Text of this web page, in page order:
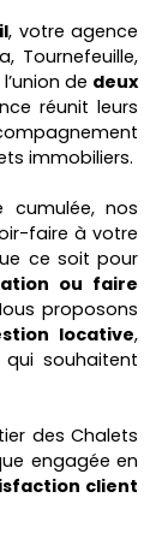
, votre agence
Tournefeuille,
de deux
réunit leurs
immobiliers.
cumulée, nos
faire à votre
ce soit pour
ou faire
proposons
locative,
souhaitent
des Chalets
engagée en
client